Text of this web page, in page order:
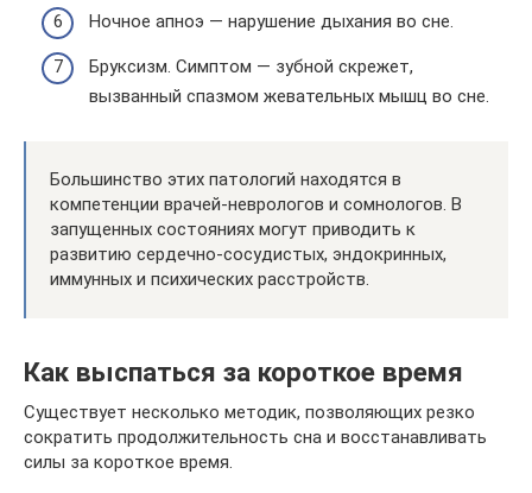
Ночное апноэ — нарушение дыхания во сне.
Бруксизм. Симптом — зубной скрежет,
вызванный спазмом жевательных мышц во сне.
Большинство этих патологий находятся в
компетенции врачей-неврологов и сомнологов. В
запущенных состояниях могут приводить к
развитию сердечно-сосудистых, эндокринных,
иммунных и психических расстройств.
Как выспаться за короткое время
Существует несколько методик, позволяющих резко
сократить продолжительность сна и восстанавливать
силы за короткое время.